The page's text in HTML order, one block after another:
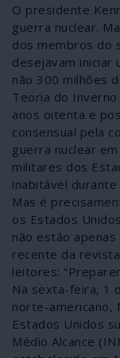
O presidente
guerra nuclear.
dos membros do
desejavam iniciar
não 300 milhões
Teoria do
anos oitenta e
consensual pela
guerra nuclear
militares dos
inabitável durante
Mas é
os Estados
não estão
recente da
leitores:
Na sexta-feira, 1
norte-americano,
Estados Unidos
Médio Alcance